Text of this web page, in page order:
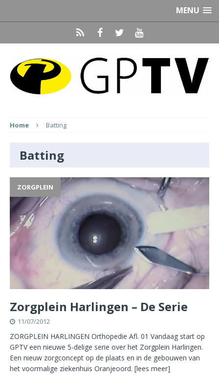
MENU
Home Batting
Batting
ZORGPLEIN
Zorgplein Harlingen – De Serie
11/07/2012
ZORGPLEIN HARLINGEN Orthopedie Afl. 01 Vandaag start op
GPTV een nieuwe 5-delige serie over het Zorgplein Harlingen.
Een nieuw zorgconcept op de plaats en in de gebouwen van
het voormalige ziekenhuis Oranjeoord. [lees meer]